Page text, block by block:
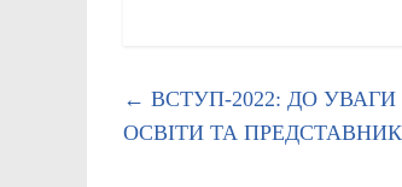
← ВСТУП-2022: ДО
ОСВІТИ ТА